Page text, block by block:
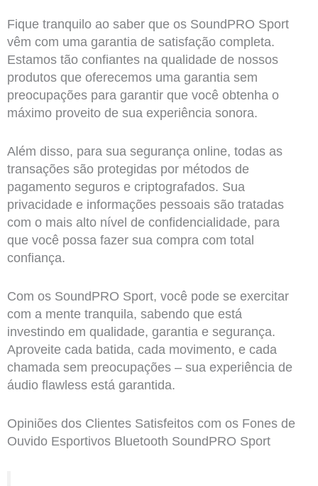
Fique tranquilo ao saber que os SoundPRO Sport
vêm com uma garantia de satisfação completa.
Estamos tão confiantes na qualidade de nossos
produtos que oferecemos uma garantia sem
preocupações para garantir que você obtenha o
máximo proveito de sua experiência sonora.
Além disso, para sua segurança online, todas as
transações são protegidas por métodos de
pagamento seguros e criptografados. Sua
privacidade e informações pessoais são tratadas
com o mais alto nível de confidencialidade, para
que você possa fazer sua compra com total
confiança.
Com os SoundPRO Sport, você pode se exercitar
com a mente tranquila, sabendo que está
investindo em qualidade, garantia e segurança.
Aproveite cada batida, cada movimento, e cada
chamada sem preocupações – sua experiência de
áudio flawless está garantida.
Opiniões dos Clientes Satisfeitos com os Fones de
Ouvido Esportivos Bluetooth SoundPRO Sport